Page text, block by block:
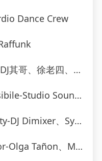
Dance Crew
老四、DJ小川、高士其
Sound Group
、Syntheticsax
Tañon、Milly Quezada